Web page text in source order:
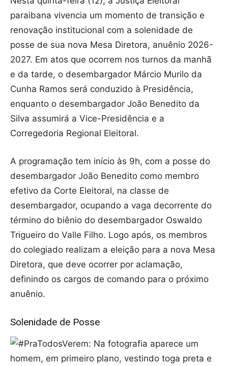
paraibana vivencia um momento de transição e
renovação institucional com a solenidade de
posse de sua nova Mesa Diretora, anuênio 2026-
2027. Em atos que ocorrem nos turnos da manhã
e da tarde, o desembargador Márcio Murilo da
Cunha Ramos será conduzido à Presidência,
enquanto o desembargador João Benedito da
Silva assumirá a Vice-Presidência e a
Corregedoria Regional Eleitoral.
A programação tem início às 9h, com a posse do
desembargador João Benedito como membro
efetivo da Corte Eleitoral, na classe de
desembargador, ocupando a vaga decorrente do
término do biênio do desembargador Oswaldo
Trigueiro do Valle Filho. Logo após, os membros
do colegiado realizam a eleição para a nova Mesa
Diretora, que deve ocorrer por aclamação,
definindo os cargos de comando para o próximo
anuênio.
Solenidade de Posse